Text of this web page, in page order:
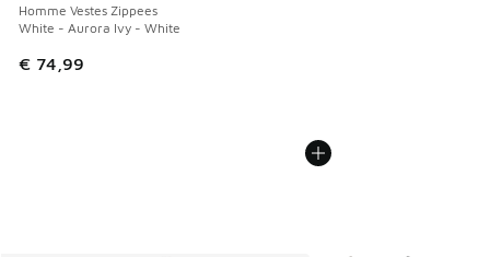
Homme Vestes Zippees
White - Aurora Ivy - White
€ 74,99